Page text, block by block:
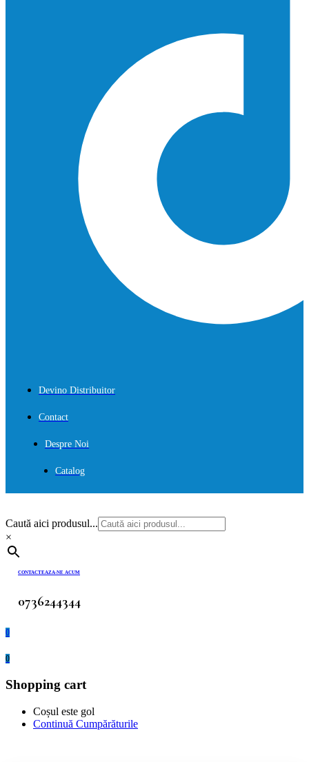
Devino Distribuitor
Contact
Despre Noi
Catalog
Caută aici produsul...
×
CONTACTEAZA-NE ACUM
0736244344
0
0
Shopping cart
Coșul este gol
Continuă Cumpărăturile